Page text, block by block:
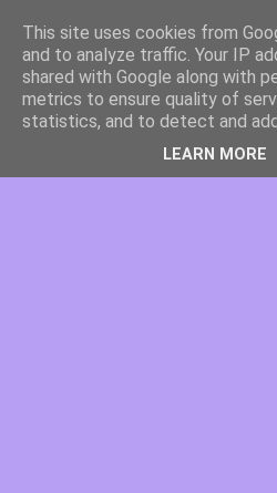
This site uses cookies from
and to analyze traffic. Your IP
shared with Google along with
metrics to ensure quality of
statistics, and to detect and
LEARN MORE